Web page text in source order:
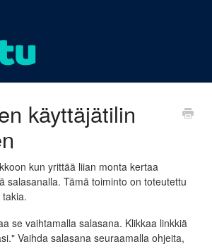
käyttäjätilin
kun yrittää liian monta kertaa
salasanalla. Tämä toiminto on toteutettu
se vaihtamalla salasana. Klikkaa linkkiä
Vaihda salasana seuraamalla ohjeita,